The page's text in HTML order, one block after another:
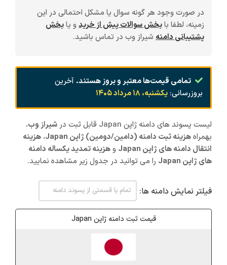
در صورت وجود هر گونه سوال یا مشکل احتمالی در این
زمینه، لطفا بابخش سوالات پیش از خریدو یابخش
پشتیبانی دامنه شیراز وب در تماس باشید.
تمامی قیمت‌ها معتبر و بروز هستند. آخرین
بروزرسانی: یکشنبه، ۱۸ مرداد ۱۴۰۵
لیست پسوند های دامنه ژاپن Japan قابل ثبت در شیرازوب،
بهمراههزینه ثبت دامنه (دامین/دومین) ژاپن Japan ، هزینه
انتقال دامنه های ژاپن Japan
وهزینه تمدید یکساله دامنه
های ژاپن Japan
را می توانید در جدول زیر مشاهده نمایید.
فیلتر نمایش دامنه ها:
قیمت ثبت دامنه ژاپن Japan